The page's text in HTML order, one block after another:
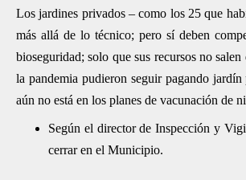
Los jardines privados – como los 25 que
más allá de lo técnico; pero sí deben
bioseguridad; solo que sus recursos no
la pandemia pudieron seguir pagando
aún no está en los planes de vacunación de
Según el director de Inspección y
cerrar en el Municipio.